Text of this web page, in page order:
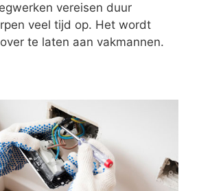
vereisen duur
veel tijd op. Het wordt
te laten aan vakmannen.